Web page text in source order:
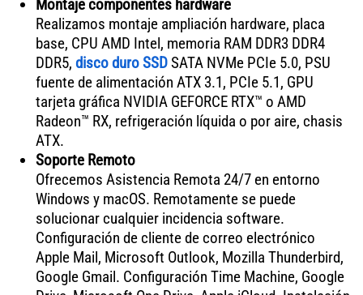
Montaje componentes hardware
Realizamos montaje ampliación hardware, placa
base, CPU AMD Intel, memoria RAM DDR3 DDR4
DDR5, disco duro SSDSATA NVMe PCIe 5.0, PSU
fuente de alimentación ATX 3.1, PCIe 5.1, GPU
tarjeta gráfica NVIDIA GEFORCE RTX™ o AMD
Radeon™ RX, refrigeración líquida o por aire, chasis
ATX.
Soporte Remoto
Ofrecemos Asistencia Remota 24/7 en entorno
Windows y macOS. Remotamente se puede
solucionar cualquier incidencia software.
Configuración de cliente de correo electrónico
Apple Mail, Microsoft Outlook, Mozilla Thunderbird,
Google Gmail. Configuración Time Machine, Google